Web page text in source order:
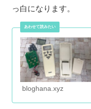
っ白になります。
bloghana.xyz